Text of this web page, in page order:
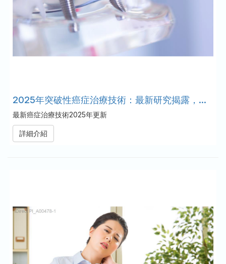
2025年突破性癌症治療技術：最新研究揭露，提升治癒率！
最新癌症治療技術2025年更新
詳細介紹